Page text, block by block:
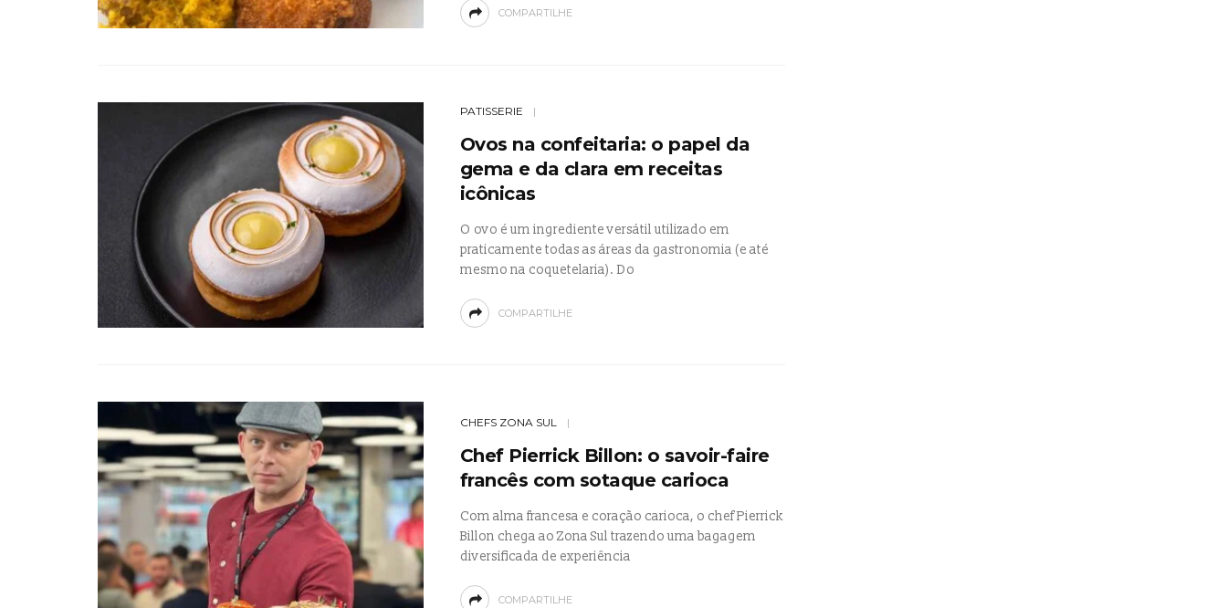
COMPARTILHE
PATISSERIE
Ovos na confeitaria: o papel da
gema e da clara em receitas
icônicas
O ovo é um ingrediente versátil utilizado em
praticamente todas as áreas da gastronomia (e até
mesmo na coquetelaria). Do
COMPARTILHE
CHEFS ZONA SUL
Chef Pierrick Billon: o savoir-faire
francês com sotaque carioca
Com alma francesa e coração carioca, o chef Pierrick
Billon chega ao Zona Sul trazendo uma bagagem
diversificada de experiência
COMPARTILHE